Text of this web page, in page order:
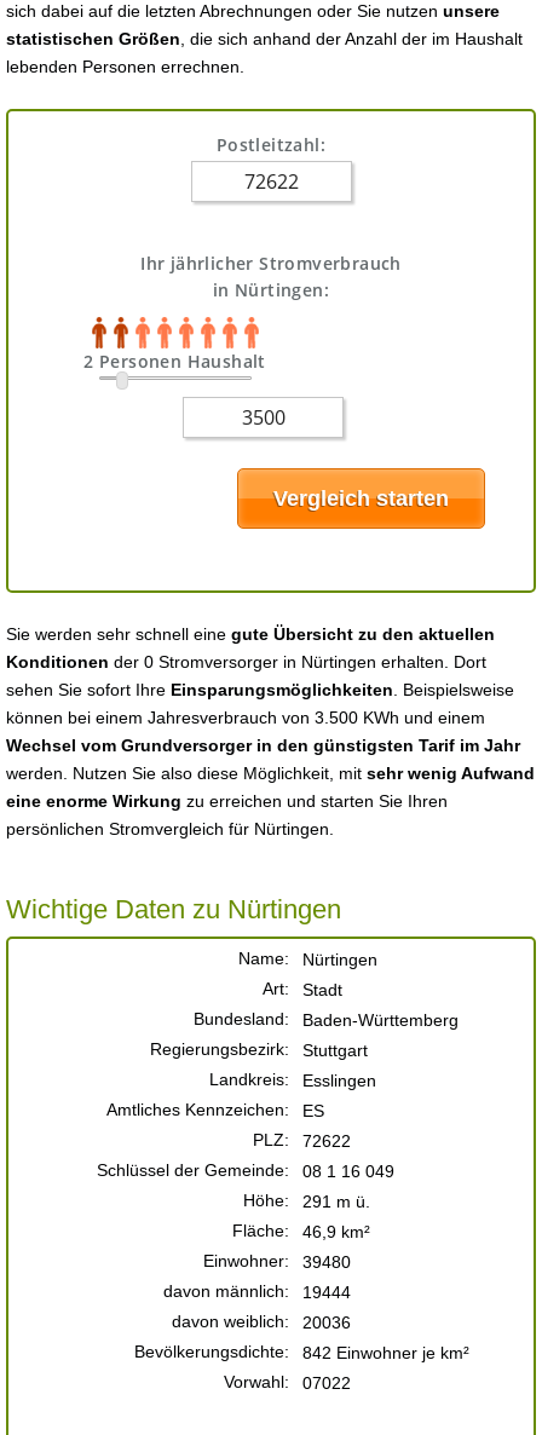
sich dabei auf die letzten Abrechnungen oder Sie nutzen unsere
statistischen Größen , die sich anhand der Anzahl der im Haushalt
lebenden Personen errechnen.
Postleitzahl:
Ihr jährlicher Stromverbrauch
in Nürtingen:
2 Personen Haushalt
Sie werden sehr schnell eine gute Übersicht zu den aktuellen
Konditionen der 0 Stromversorger in Nürtingen erhalten. Dort
sehen Sie sofort Ihre Einsparungsmöglichkeiten . Beispielsweise
können bei einem Jahresverbrauch von 3.500 KWh und einem
Wechsel vom Grundversorger in den günstigsten Tarif im Jahr
werden. Nutzen Sie also diese Möglichkeit, mit sehr wenig Aufwand
eine enorme Wirkung zu erreichen und starten Sie Ihren
persönlichen Stromvergleich für Nürtingen.
Wichtige Daten zu Nürtingen
Name:
Nürtingen
Art:
Stadt
Bundesland:
Baden-Württemberg
Regierungsbezirk:
Stuttgart
Landkreis:
Esslingen
Amtliches Kennzeichen:
ES
PLZ:
72622
Schlüssel der Gemeinde:
08 1 16 049
Höhe:
291 m ü.
Fläche:
46,9 km²
Einwohner:
39480
davon männlich:
19444
davon weiblich:
20036
Bevölkerungsdichte:
842 Einwohner je km²
Vorwahl:
07022